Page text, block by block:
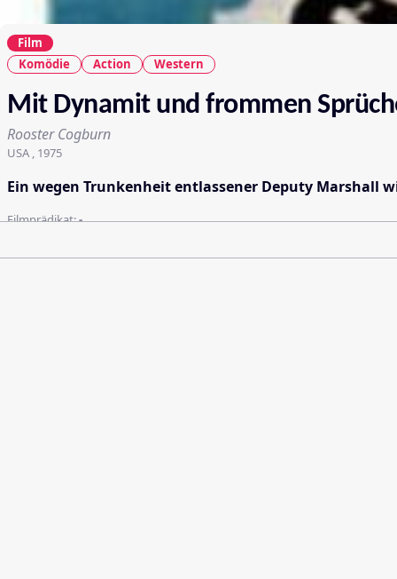
Film
Komödie
Action Western
Mit Dynamit und frommen
Rooster Cogburn
USA , 1975
Ein wegen Trunkenheit entlassener Deputy Marshall
Filmprädikat:-